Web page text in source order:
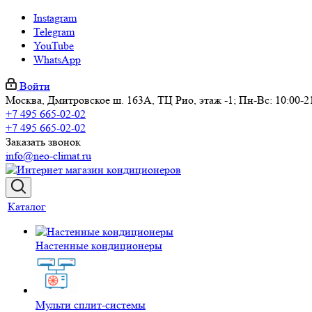
Instagram
Telegram
YouTube
WhatsApp
Войти
Москва, Дмитровское ш. 163А, ТЦ Рио, этаж -1; Пн-Вс: 10:00-
+7 495 665-02-02
+7 495 665-02-02
Заказать звонок
info@neo-climat.ru
Каталог
Настенные кондиционеры
Мульти сплит-системы